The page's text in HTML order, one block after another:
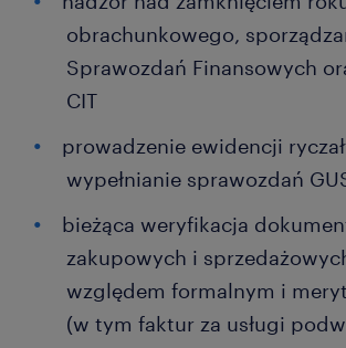
obrachunkowego,
Sprawozdań Finansowych
CIT
prowadzenie ewidencji
wypełnianie sprawozdań
bieżąca weryfikacja
zakupowych i
względem formalnym i
(w tym faktur za usługi